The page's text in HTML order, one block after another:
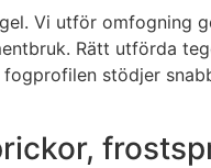
Vi utför
Rätt utförda
stödjer